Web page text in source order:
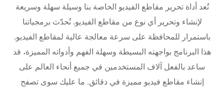
تُعد أداة تحرير مقاطع الفيديو الخاصة بنا وسيلة سهلة وسريعة
لإنشاء وتحرير أي نوع من مقاطع الفيديو. نُحدّث برمجياتنا
باستمرار للمحافظة على سرعة معالجة عالية لمقاطع الفيديو.
هذا البرنامج بواجهته البسيطة وسهلة الفهم وأدواته المميزة، قد
ساعد بالفعل آلاف المستخدمين في جميع أنحاء العالم على
إنشاء مقاطع فيديو مميزة في دقائق. ما عليك سوى تصفح